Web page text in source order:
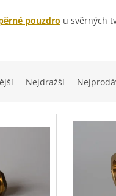
pouzdro u svěrných
Nejdražší